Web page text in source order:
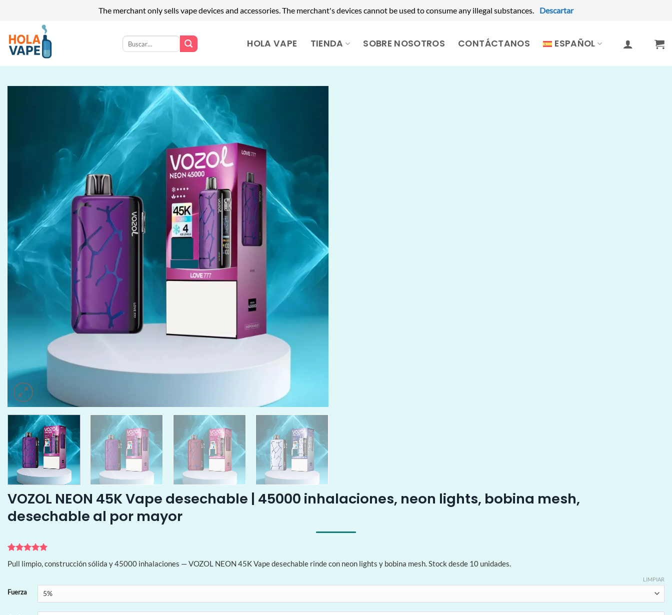
The merchant only sells vape devices and accessories. The merchant's devices cannot be used to consume any illegal substances.
Descartar
contenido
Buscar
por:
HOLA VAPE TIENDA SOBRE NOSOTROS CONTÁCTANOS ESPAÑOL
VOZOL NEON 45K Vape desechable | 45000 inhalaciones, neon lights, bobina mesh,
desechable al por mayor
Valorado
con5de 5
1
valoración
de un
Pull limpio, construcción sólida y 45000 inhalaciones — VOZOL NEON 45K Vape desechable rinde con neon lights y bobina mesh. Stock desde 10 unidades.
Fuerza
LIMPIAR